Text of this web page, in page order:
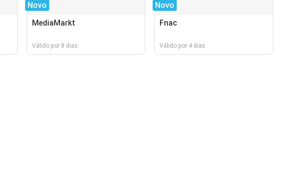
Novo
MediaMarkt
Válido por 8 dias
Novo
Fnac
Válido por 4 dias